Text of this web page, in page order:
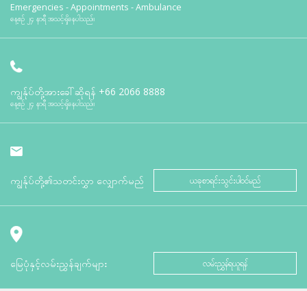
Emergencies - Appointments - Ambulance
နေ့စဉ် ၂၄ နာရီ အသင့်ရှိနေပါသည်။
ကျွန်ုပ်တို့အားခေါ်ဆိုရန် +66 2066 8888
နေ့စဉ် ၂၄ နာရီ အသင့်ရှိနေပါသည်။
ကျွန်ုပ်တို့၏သတင်းလွှာ လျှောက်မည် ယခုစာရင်းသွင်းပါဝင်မည်
မြေပုံနှင့်လမ်းညွှန်ချက်များ လမ်းညွှန်ရယူရန်